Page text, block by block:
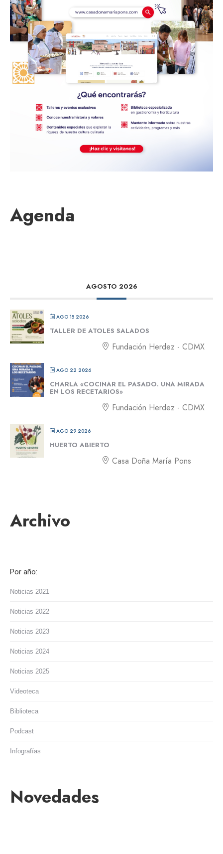
Agenda
AGOSTO 2026
AGO 15 2026
TALLER DE ATOLES SALADOS
Fundación Herdez - CDMX
AGO 22 2026
CHARLA «COCINAR EL PASADO. UNA MIRADA
EN LOS RECETARIOS»
Fundación Herdez - CDMX
AGO 29 2026
HUERTO ABIERTO
Casa Doña María Pons
Archivo
Por año:
Noticias 2021
Noticias 2022
Noticias 2023
Noticias 2024
Noticias 2025
Videoteca
Biblioteca
Podcast
Infografías
Novedades